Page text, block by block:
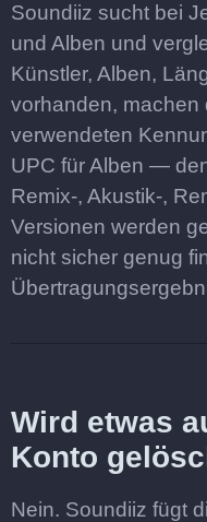
Soundiiz sucht bei
und Alben und
Künstler, Alben,
vorhanden, machen
verwendeten
UPC für Alben —
Remix-, Akustik-,
Versionen werden
nicht sicher genug
Wird etwas
Konto
Nein. Soundiiz fügt